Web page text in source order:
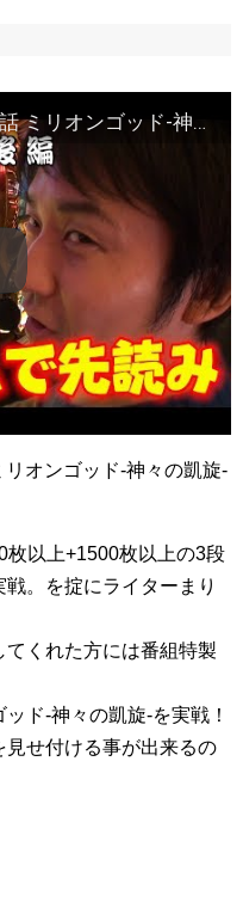
パチスロ【まりも道】第161話 ミリオンゴッド-神々の凱旋- 後編
オンゴッド-神々の凱旋-
枚以上+1500枚以上の3段
。を掟にライターまり
くれた方には番組特製
ド-神々の凱旋-を実戦！
見せ付ける事が出来るの